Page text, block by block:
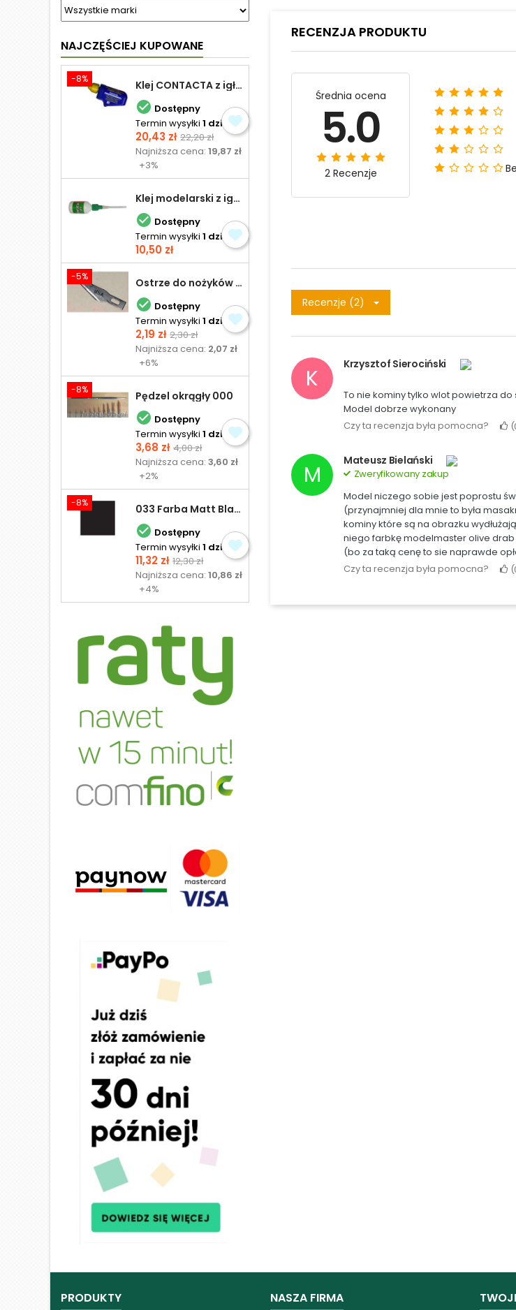
NAJCZĘŚCIEJ KUPOWANE
-8% Klej CONTACTA z igłą do plastiku 25,0 g
 Dostępny
Termin wysyłki 1 dzień
Cena
20,43 zł Cena
podstawowa
22,20 zł
Najniższa cena:19,87 zł
+3%
Klej modelarski z igłą 30 ml
 Dostępny
Termin wysyłki 1 dzień
Cena
10,50 zł
-5% Ostrze do nożyków Excel
 Dostępny
Termin wysyłki 1 dzień
Cena
2,19 zł Cena
podstawowa
2,30 zł
Najniższa cena: 2,07 zł
+6%
-8% Pędzel okrągły 000
 Dostępny
Termin wysyłki 1 dzień
Cena
3,68 zł Cena
podstawowa
4,00 zł
Najniższa cena:3,60 zł
+2%
-8% 033 Farba Matt Black - olejna
 Dostępny
Termin wysyłki 1 dzień
Cena
11,32 zł Cena
podstawowa
12,30 zł
Najniższa cena:10,86 zł
+4%
RECENZJA PRODUKTU
Średnia ocena
5.0
2 Recenzje
Recenzje (2)
K Krzysztof Sierociński
To nie kominy tylko wlot powietrza do
Model dobrze wykonany
Czy ta recenzja była pomocna?
M Mateusz Bielański
Zweryfikowany zakup
Model niczego sobie jest poprostu
(przynajmniej dla mnie to była
kominy które są na obrazku
niego farbkę modelmaster olive drab
(bo za taką cenę to sie naprawde
Czy ta recenzja była pomocna?
PRODUKTY NASZA FIRMA